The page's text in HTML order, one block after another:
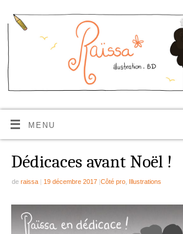
MENU
Dédicaces avant Noël !
de raissa | 19 décembre 2017 |Côté pro, Illustrations